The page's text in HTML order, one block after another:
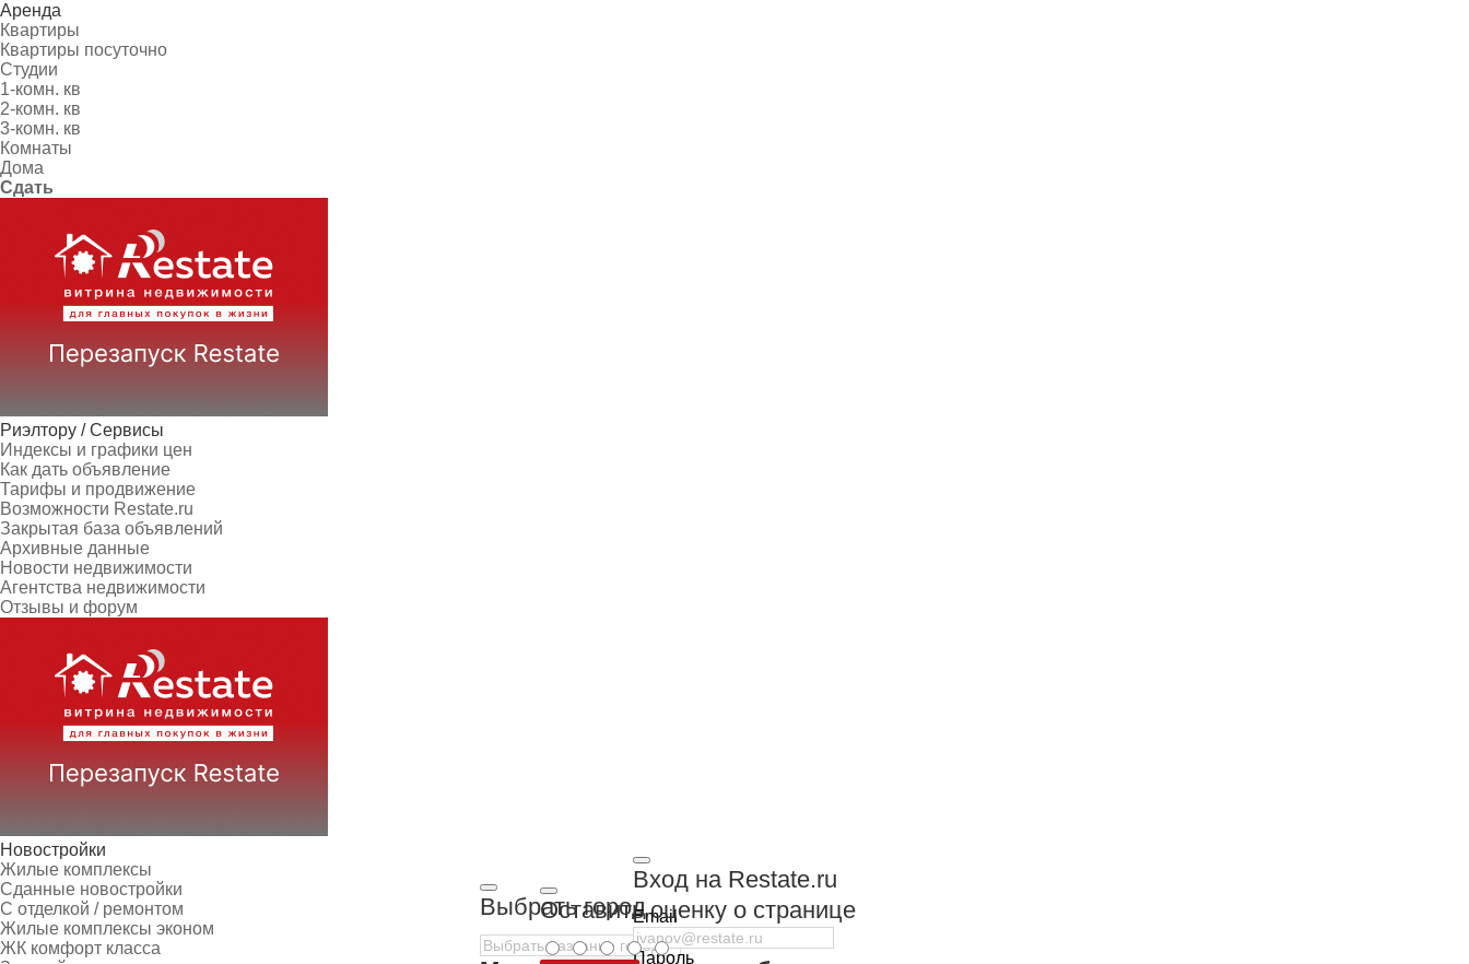
Аренда
Квартиры
Квартиры посуточно
Студии
1-комн. кв
2-комн. кв
3-комн. кв
Комнаты
Дома
Сдать
Риэлтору / Сервисы
Индексы и графики цен
Как дать объявление
Тарифы и продвижение
Возможности Restate.ru
Закрытая база объявлений
Архивные данные
Новости недвижимости
Агентства недвижимости
Отзывы и форум
Новостройки
Жилые комплексы
Сданные новостройки
С отделкой / ремонтом
Жилые комплексы эконом
ЖК комфорт класса
Выбрать город
Вход на Restate.ru
Email
Пароль
Оставить оценку о странице